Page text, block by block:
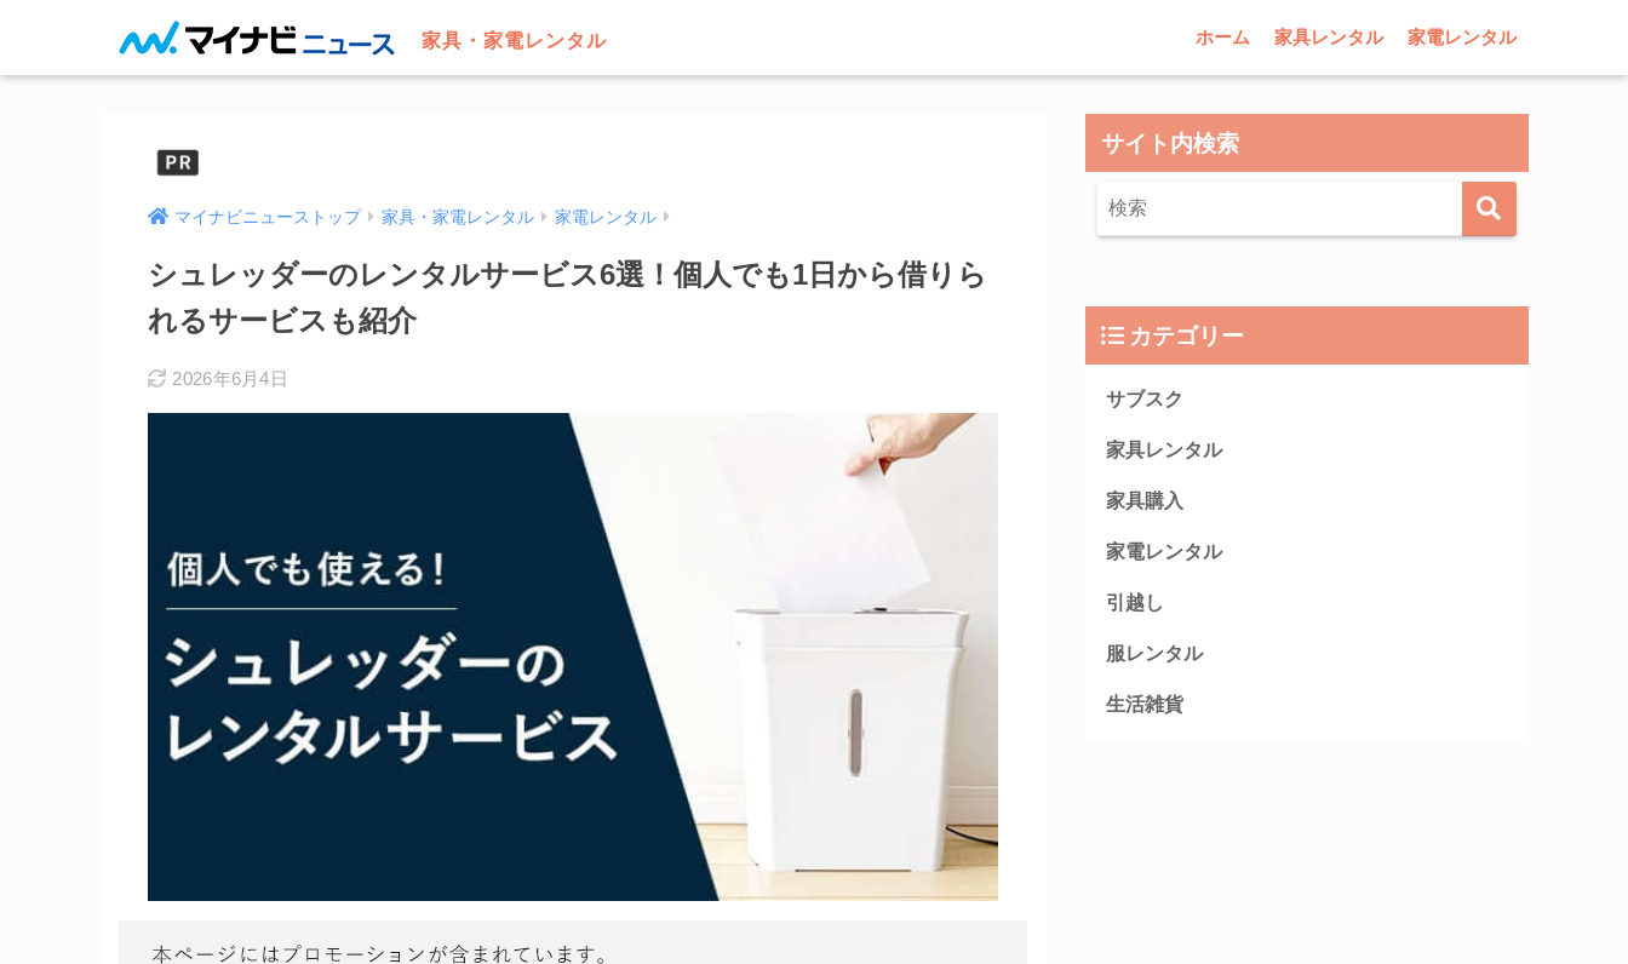
家具・家電レンタル ホーム 家具レンタル 家電レンタル
マイナビニューストップ 家具・家電レンタル 家電レンタル
シュレッダーのレンタルサービス6選！個人でも1日から借りら
れるサービスも紹介
2026年6月4日
サイト内検索
カテゴリー
サブスク
家具レンタル
家具購入
家電レンタル
引越し
服レンタル
生活雑貨